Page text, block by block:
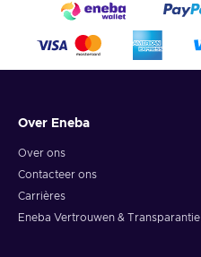
Over Eneba
Over ons
Contacteer ons
Carrières
Eneba Vertrouwen & Transparantie